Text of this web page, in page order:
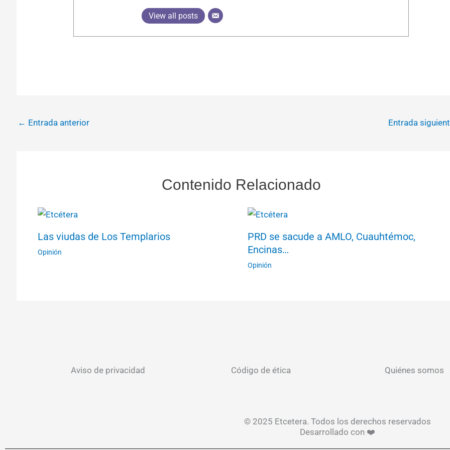
View all posts
← Entrada anterior Entrada
Contenido Relacionado
Las viudas de Los Templarios
Opinión
PRD se sacude a AMLO, Cuauhtémoc,
Encinas…
Opinión
Aviso de privacidad Código de ética Quiénes somos
© 2025 Etcetera. Todos los derechos reservados
Desarrollado con ❤️